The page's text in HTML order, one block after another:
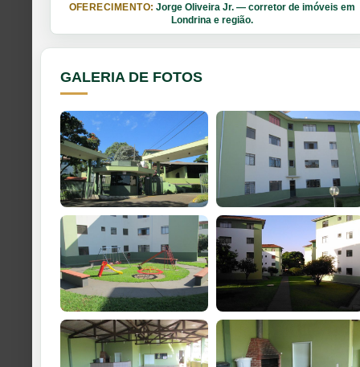
OFERECIMENTO: Jorge Oliveira Jr. — corretor de imóveis em
Londrina e região.
GALERIA DE FOTOS